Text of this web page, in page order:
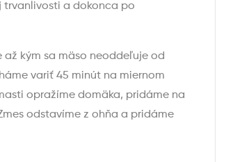
trvanlivosti a dokonca po
až kým sa mäso neoddeľuje od
variť 45 minút na miernom
opražíme domäka, pridáme na
odstavíme z ohňa a pridáme